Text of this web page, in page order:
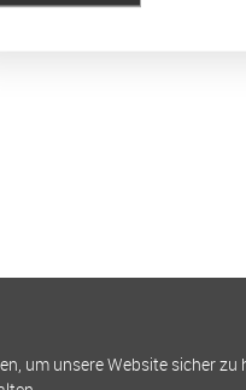
um unsere Website sicher